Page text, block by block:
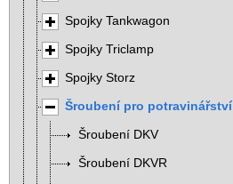
Spojky Tankwagon
Spojky Triclamp
Spojky Storz
Šroubení pro potravinářství
Šroubení DKV
Šroubení DKVR